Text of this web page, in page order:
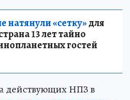
«сетку»для
13 лет тайно
гостей
действующих НПЗ в